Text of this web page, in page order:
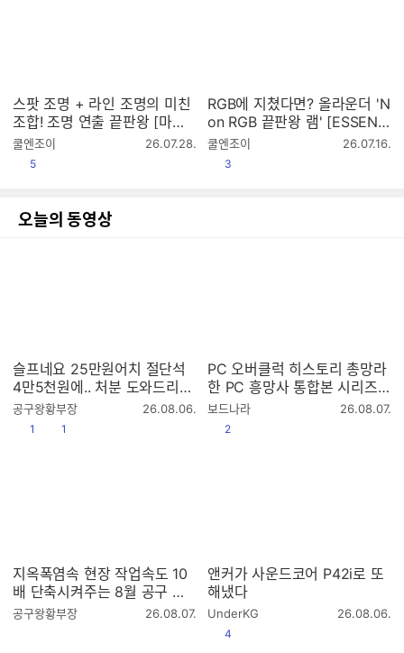
스팟 조명 + 라인 조명의 미친
조합! 조명 연출 끝판왕 [마이
크로닉스 WIZMAX 샤인]
쿨엔조이
작
26.07.28.
공감
5
RGB에 지쳤다면? 올라운더 'N
on RGB 끝판왕 램' [ESSENC
ORE KLEVV DDR56000 CL
30 BOLT V 패키지 서린]
쿨엔조이
작
26.07.16.
공감
3
오늘의 동영상
슬프네요 25만원어치 절단석
4만5천원에.. 처분 도와드리는
영상입니다..
공구왕황부장
작
26.08.06.
1 1
PC 오버클럭 히스토리 총망라
한 PC 흥망사 통합본 시리즈
오버클럭 특집(14편)
보드나라
작
26.08.07.
공감
2
지옥폭염속 현장 작업속도 10
배 단축시켜주는 8월 공구 총
정리!! [월간황부장 26.8]
공구왕황부장
작
26.08.07.
앤커가 사운드코어 P42i로 또
해냈다
UnderKG
작
26.08.06.
공감
4